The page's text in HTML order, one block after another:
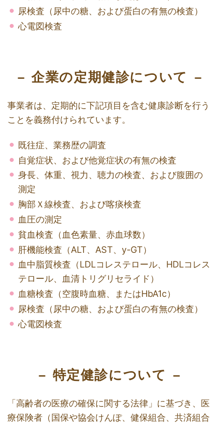
尿検査（尿中の糖、および蛋白の有無の検査）
心電図検査
企業の定期健診について
事業者は、定期的に下記項目を含む健康診断を行う
ことを義務付けられています。
既往症、業務歴の調査
自覚症状、および他覚症状の有無の検査
身長、体重、視力、聴力の検査、および腹囲の
測定
胸部Ｘ線検査、および喀痰検査
血圧の測定
貧血検査（血色素量、赤血球数）
肝機能検査（ALT、AST、y-GT）
血中脂質検査（LDLコレステロール、HDLコレス
テロール、血清トリグリセライド）
血糖検査（空腹時血糖、またはHbA1c）
尿検査（尿中の糖、および蛋白の有無の検査）
心電図検査
特定健診について
「高齢者の医療の確保に関する法律」に基づき、医
療保険者（国保や協会けんぽ、健保組合、共済組合